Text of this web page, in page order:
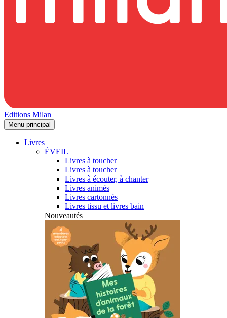
Editions Milan
Menu principal
Livres
ÉVEIL
Livres à toucher
Livres à toucher
Livres à écouter, à chanter
Livres animés
Livres cartonnés
Livres tissu et livres bain
Nouveautés